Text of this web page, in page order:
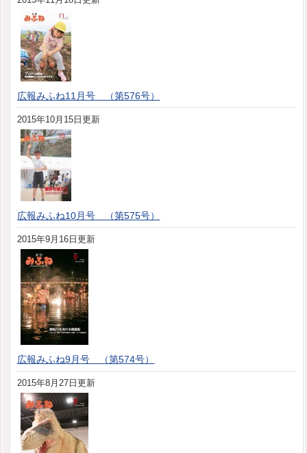
広報みふね11月号 （第576号）
2015年10月15日更新
広報みふね10月号 （第575号）
2015年9月16日更新
広報みふね9月号 （第574号）
2015年8月27日更新